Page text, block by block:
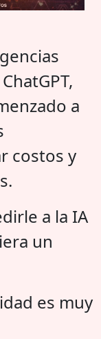
a
costos y
a la IA
un
es muy